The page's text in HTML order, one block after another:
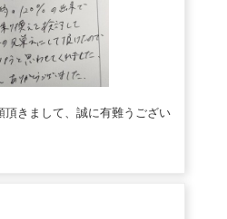
頂きまして、誠に有難うござい